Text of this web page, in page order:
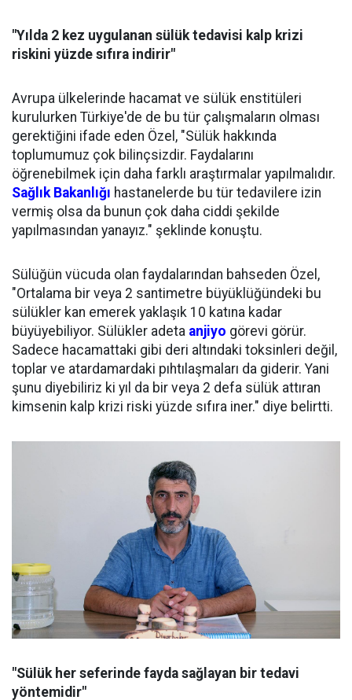
"Yılda 2 kez uygulanan sülük tedavisi kalp krizi
riskini yüzde sıfıra indirir"
Avrupa ülkelerinde hacamat ve sülük enstitüleri
kurulurken Türkiye'de de bu tür çalışmaların olması
gerektiğini ifade eden Özel, "Sülük hakkında
toplumumuz çok bilinçsizdir. Faydalarını
öğrenebilmek için daha farklı araştırmalar yapılmalıdır.
Sağlık Bakanlığı hastanelerde bu tür tedavilere izin
vermiş olsa da bunun çok daha ciddi şekilde
yapılmasından yanayız." şeklinde konuştu.
Sülüğün vücuda olan faydalarından bahseden Özel,
"Ortalama bir veya 2 santimetre büyüklüğündeki bu
sülükler kan emerek yaklaşık 10 katına kadar
büyüyebiliyor. Sülükler adeta anjiyo görevi görür.
Sadece hacamattaki gibi deri altındaki toksinleri değil,
toplar ve atardamardaki pıhtılaşmaları da giderir. Yani
şunu diyebiliriz ki yıl da bir veya 2 defa sülük attıran
kimsenin kalp krizi riski yüzde sıfıra iner." diye belirtti.
"Sülük her seferinde fayda sağlayan bir tedavi
yöntemidir"